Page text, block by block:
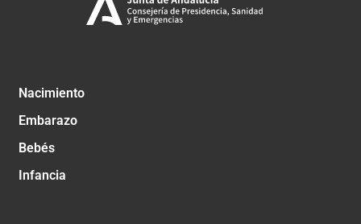
Nacimiento
Embarazo
Bebés
Infancia